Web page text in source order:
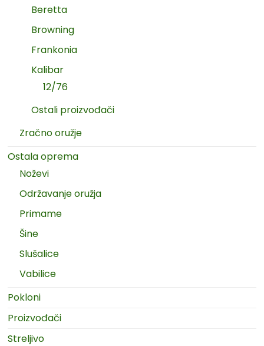
Beretta
Browning
Frankonia
Kalibar
12/76
Ostali proizvođači
Zračno oružje
Ostala oprema
Noževi
Održavanje oružja
Primame
Šine
Slušalice
Vabilice
Pokloni
Proizvođači
Streljivo